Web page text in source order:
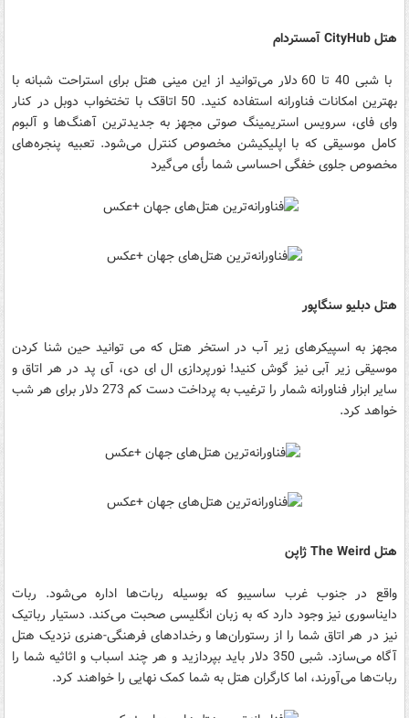
هتل CityHub آمستردام
با شبی 40 تا 60 دلار می‌توانید از این مینی هتل برای استراحت شبانه با
بهترین امکانات فناورانه استفاده کنید. 50 اتاقک با تختخواب دوبل در کنار
وای فای، سرویس استریمینگ صوتی مجهز به جدیدترین آهنگ‌ها و آلبوم
کامل موسیقی که با اپلیکیشن مخصوص کنترل می‌شود. تعبیه پنجره‌های
مخصوص جلوی خفگی احساسی شما رأی می‌گیرد
هتل دبلیو سنگاپور
مجهز به اسپیکرهای زیر آب در استخر هتل که می توانید حین شنا کردن
موسیقی زیر آبی نیز گوش کنید! نورپردازی ال ای دی، آی پد در هر اتاق و
سایر ابزار فناورانه شمار را ترغیب به پرداخت دست کم 273 دلار برای هر شب
خواهد کرد.
هتل The Weird ژاپن
واقع در جنوب غرب ساسیبو که بوسیله ربات‌ها اداره می‌شود. ربات
دایناسوری نیز وجود دارد که به زبان انگلیسی صحبت می‌کند. دستیار رباتیک
نیز در هر اتاق شما را از رستوران‌ها و رخدادهای فرهنگی-هنری نزدیک هتل
آگاه می‌سازد. شبی 350 دلار باید بپردازید و هر چند اسباب و اثاثیه شما را
ربات‌ها می‌آورند، اما کارگران هتل به شما کمک نهایی را خواهند کرد.